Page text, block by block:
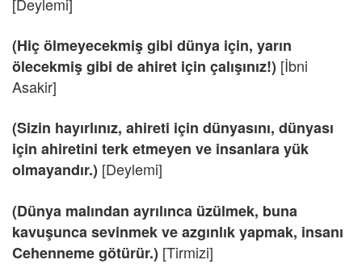
(Hiç ölmeyecekmiş gibi dünya için, yarın
ölecekmiş gibi de ahiret için çalışınız!) [İbni
Asakir]
(Sizin hayırlınız, ahireti için dünyasını, dünyası
için ahiretini terk etmeyen ve insanlara yük
olmayandır.) [Deylemi]
(Dünya malından ayrılınca üzülmek, buna
kavuşunca sevinmek ve azgınlık yapmak, insanı
Cehenneme götürür.) [Tirmizi]